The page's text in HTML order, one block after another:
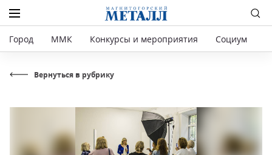
Город ММК Конкурсы и мероприятия Социум
Вернуться в рубрику